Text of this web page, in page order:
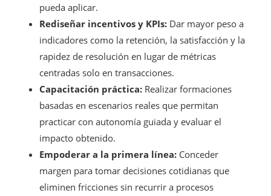
pueda aplicar.
Rediseñar incentivos y KPIs: Dar mayor peso a
indicadores como la retención, la satisfacción y la
rapidez de resolución en lugar de métricas
centradas solo en transacciones.
Capacitación práctica: Realizar formaciones
basadas en escenarios reales que permitan
practicar con autonomía guiada y evaluar el
impacto obtenido.
Empoderar a la primera línea: Conceder
margen para tomar decisiones cotidianas que
eliminen fricciones sin recurrir a procesos